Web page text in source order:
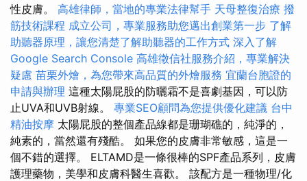
性皮膚。 高雄律師，當地的專業法律幫手 天母整復治療 撥
筋技術課程 成立公司，專業服務助您邁出創業第一步 了解
助聽器原理，讓您清楚了解助聽器的工作方式 深入了解
Google Search Console 高雄徵信社服務介紹，專業解決
疑慮 苗栗外燴，為您帶來高品質的外燴服務 宜蘭台胞證的
申請與辦理 這種太陽屁股的防曬霜不是喜劇基因，可以防
止UVA和UVB射線。 專業SEO顧問為您提供優化建議 台中
精油按摩 太陽屁股的整個產品線都是珊瑚礁的，純淨的，
純素的，當然還有殘酷。 如果您的皮膚非常敏感，這是一
個不錯的選擇。 ELTAMD是一條很棒的SPF產品系列，皮膚
護理藥物，美學和皮膚科醫生喜歡。 該配方是一種物理/化